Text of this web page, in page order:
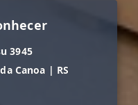
3945
Canoa | RS